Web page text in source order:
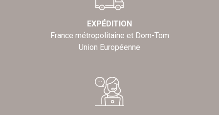
EXPÉDITION
France métropolitaine et Dom-Tom
Union Européenne